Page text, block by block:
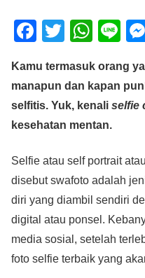
F
c
e
b
o
k
T
tt
er
W
at
s
A
p
Li
e
Kamu termasuk orang
manapun dan kapan
selfitis. Yuk, kenali selfie
kesehatan mentan.
Selfie atau self portrait
disebut swafoto adalah
diri yang diambil sendiri
digital atau ponsel.
media sosial, setelah
foto selfie terbaik yang